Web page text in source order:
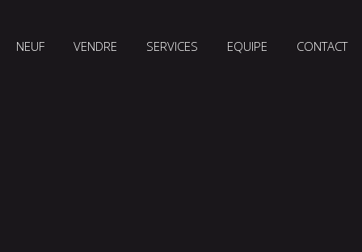
NEUF VENDRE SERVICES EQUIPE CONTACT